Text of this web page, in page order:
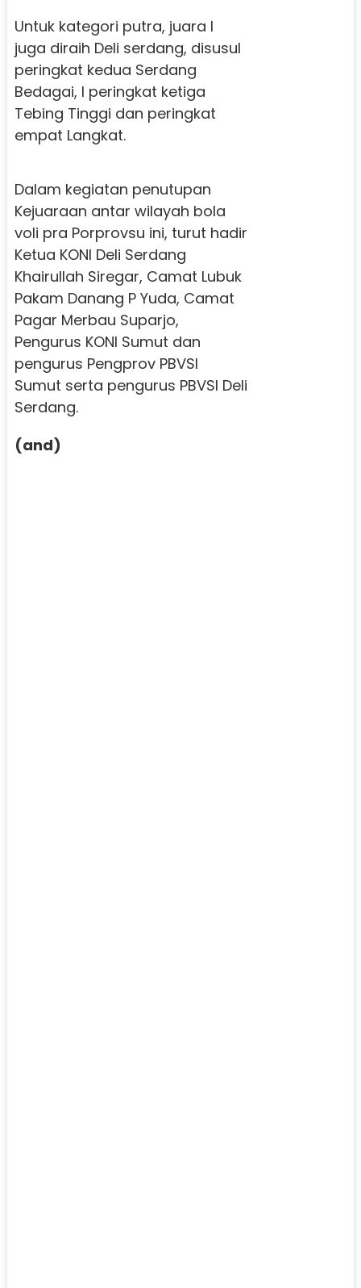
Untuk kategori putra, juara I
juga diraih Deli serdang, disusul
peringkat kedua Serdang
Bedagai, l peringkat ketiga
Tebing Tinggi dan peringkat
empat Langkat.
Dalam kegiatan penutupan
Kejuaraan antar wilayah bola
voli pra Porprovsu ini, turut hadir
Ketua KONI Deli Serdang
Khairullah Siregar, Camat Lubuk
Pakam Danang P Yuda, Camat
Pagar Merbau Suparjo,
Pengurus KONI Sumut dan
pengurus Pengprov PBVSI
Sumut serta pengurus PBVSI Deli
Serdang.
(and)